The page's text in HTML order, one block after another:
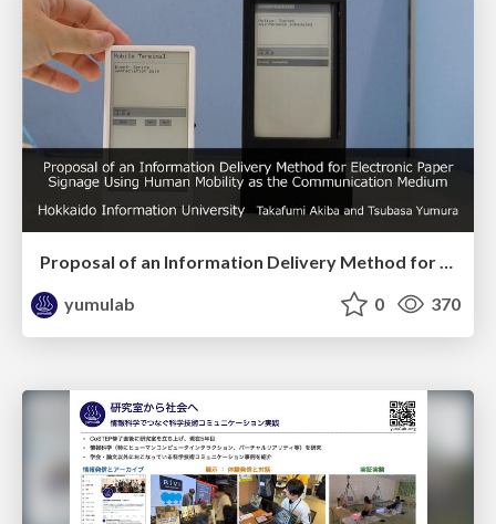
Proposal of an Information Delivery Method for Electronic Paper Signage Using Human Mobility as the Communication Medium / ICCE-Asia 2025
yumulab
0 370